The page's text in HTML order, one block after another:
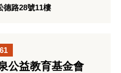
德路28號11樓
公益教育基金會